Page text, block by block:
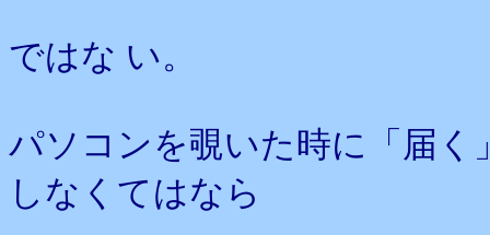
ではな い。
パソコンを覗いた時に「届
しなくてはなら